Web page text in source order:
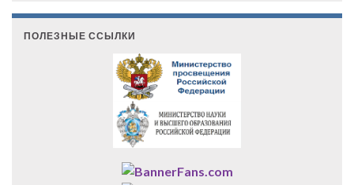
ПОЛЕЗНЫЕ ССЫЛКИ